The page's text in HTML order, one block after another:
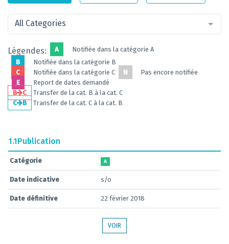
All Categories
Légendes: A
Notifiée dans la catégorie A
B
Notifiée dans la catégorie B
C
Notifiée dans la catégorie C N
Pas encore notifiée
E
Report de dates demandé
B
C
Transfer de la cat. B à la cat. C
C
B Transfer de la cat. C à la cat. B
1.1Publication
Catégorie A
Date indicative s/o
Date définitive 22 février 2018
VOIR